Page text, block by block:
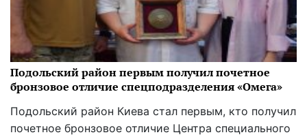
Подольский район первым получил почетное
бронзовое отличие спецподразделения «Омега»
Подольский район Киева стал первым, кто получил
почетное бронзовое отличие Центра специального